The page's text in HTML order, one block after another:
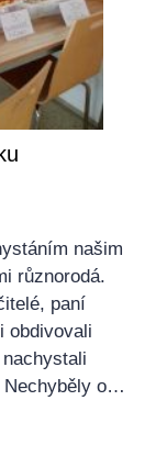
našim
různorodá.
paní
obdivovali
Nechyběly o…